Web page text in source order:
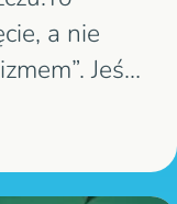
a nie
Jeśli
reaguje
często